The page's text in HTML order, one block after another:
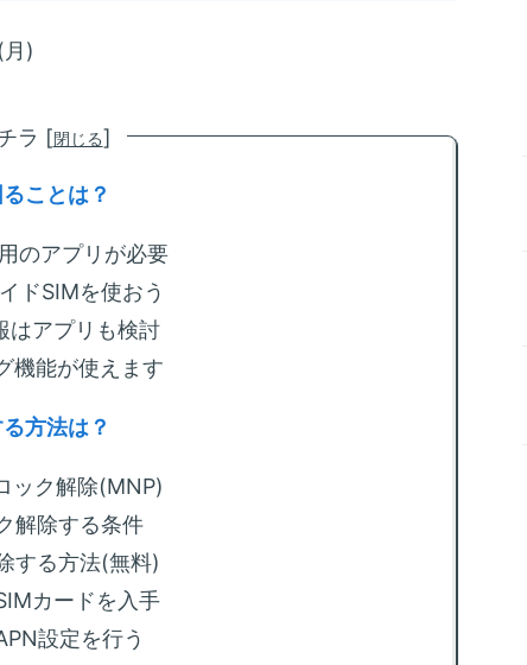
)
ラ [閉じる]
ことは？
のアプリが必要
ドSIMを使おう
はアプリも検討
機能が使えます
方法は？
ック解除(MNP)
解除する条件
する方法(無料)
カードを入手
設定を行う